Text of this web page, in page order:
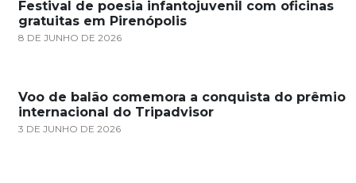
Festival de poesia infantojuvenil com oficinas
gratuitas em Pirenópolis
8 DE JUNHO DE 2026
Voo de balão comemora a conquista do prêmio
internacional do Tripadvisor
3 DE JUNHO DE 2026